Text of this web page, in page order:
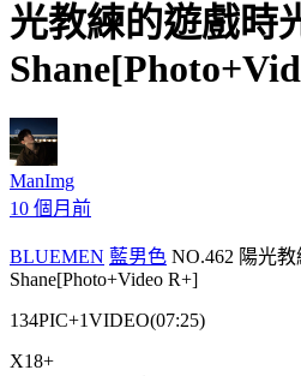
光教練的遊戲時
ManImg
10 個月前
BLUEMEN 藍男色 NO.462 陽光
Shane[Photo+Video R+]
134PIC+1VIDEO(07:25)
X18+